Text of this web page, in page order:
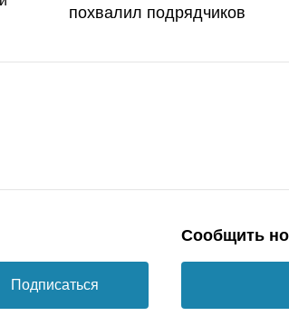
похвалил подрядчиков
Подписаться
Сообщить